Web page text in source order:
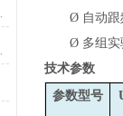
Ø 自动
Ø 多组
技术参数
参数型号